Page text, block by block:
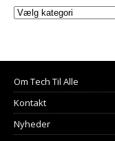
Om Tech Til Alle
Kontakt
Nyheder